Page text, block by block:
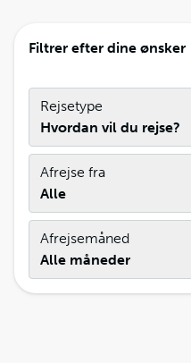
Filtrer efter dine ønsker
Rejsetype
Hvordan vil du rejse?
Afrejse fra
Alle
Afrejsemåned
Alle måneder